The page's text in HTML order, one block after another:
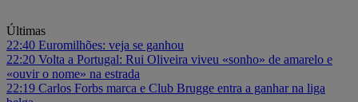
Últimas
22:40 Euromilhões: veja se ganhou
22:20 Volta a Portugal: Rui Oliveira viveu «sonho» de amarelo e
«ouvir o nome» na estrada
22:19 Carlos Forbs marca e Club Brugge entra a ganhar na liga